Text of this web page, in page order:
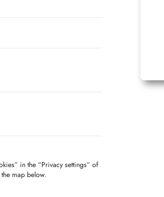
in the “Privacy settings” of
map below.